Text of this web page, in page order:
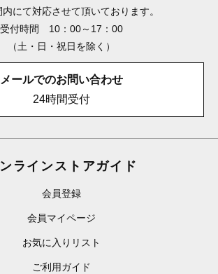
にて対応させて頂いております。
受付時間 10：00～17：00
（土・日・祝日を除く）
メールでのお問い合わせ
24時間受付
ラインストアガイド
会員登録
会員マイページ
お気に入りリスト
ご利用ガイド